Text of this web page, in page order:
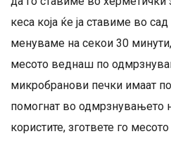
кеса која ќе ја ставиме во
менуваме на секои 30
месото веднаш по
микробранови печки имаат
помогнат во одмрзнувањето
користите, згответе го